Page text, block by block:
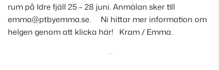
rum på Idre fjäll 25 – 28 juni. Anmälan sker till
emma@ptbyemma.se. Ni hittar mer information om
helgen genom att klicka här! Kram / Emma.